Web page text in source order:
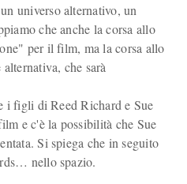
universo alternativo, un
che anche la corsa allo
per il film, ma la corsa allo
che sarà
i figli di Reed Richard e Sue
e c'è la possibilità che Sue
Si spiega che in seguito
nello spazio.